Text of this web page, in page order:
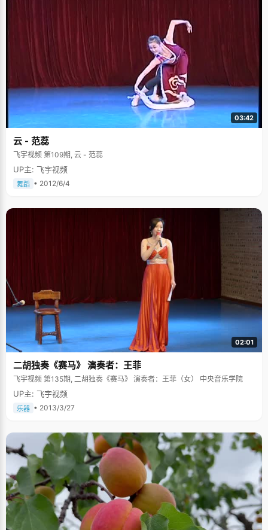
03:42
云 - 范蕊
飞宇视频 第109期, 云 - 范蕊
UP主: 飞宇视频
舞蹈 • 2012/6/4
02:01
二胡独奏《赛马》 演奏者：王菲
飞宇视频 第135期, 二胡独奏《赛马》 演奏者：王菲（女） 中央音乐学院
UP主: 飞宇视频
乐器 • 2013/3/27